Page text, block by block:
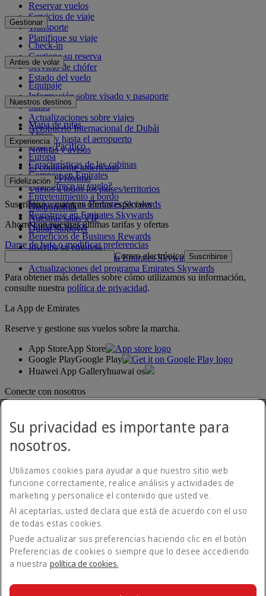
Reservar vuelos
Servicios de viaje
Transporte
Planifique su viaje
Gestionar
Check-in
Gestione su reserva
Servicio de chófer
Estado del vuelo
Antes de volar
Equipaje
Información sobre visado y pasaporte
Salud
Actualizaciones sobre viajes
Aeropuerto Internacional de Dubái
Desde y hasta el aeropuerto
Normas y avisos
Nuestros destinos
Mapa de rutas
África
Asia y Pacífico
Europa
El continente americano
Oriente Próximo
Vuelos a todos los países/territorios
Experiencia
Características de las cabinas
Comprar en Emirates
¿Qué ofrece su vuelo?
Entretenimiento a bordo
Gastronomía
Nuestras salas VIP
Dubai Stopover
Fidelización
Inicie sesión en Emirates Skywards
Regístrese en Emirates Skywards
Nuestros socios
Beneficios de Business Rewards
Inscriba su empresa
Normativa del programa Emirates Skywards
Actualizaciones del programa Emirates Skywards
Suscribirse a nuestras ofertas especiales
Ahorre con nuestras últimas tarifas y ofertas
Darse de baja o modificar preferencias
Correo electrónico Suscribirse
Para obtener más detalles sobre cómo utilizamos su información,
consulte nuestra política de privacidad.
La App de Emirates
Reserve y gestione sus vuelos sobre la marcha.
App StoreApp Store
Google PlayGoogle Play
Huawei App Galleryhuawai os
Conecte con nosotros
Declaración de accesibilidad
Contacte con nosotros
Política de privacidad
Condiciones generales
Política de cookies
Ciberseguridad
Su privacidad es importante para
nosotros.
Utilizamos cookies para ayudar a que nuestro sitio web
funcione correctamente, realice análisis y actividades de
marketing y personalice el contenido que usted ve.
Al aceptarlas, usted declara que está de acuerdo con el uso
de todas estas cookies.
Puede actualizar sus preferencias haciendo clic en el botón
Preferencias de cookies o siempre que lo desee accediendo
a nuestra política de cookies.